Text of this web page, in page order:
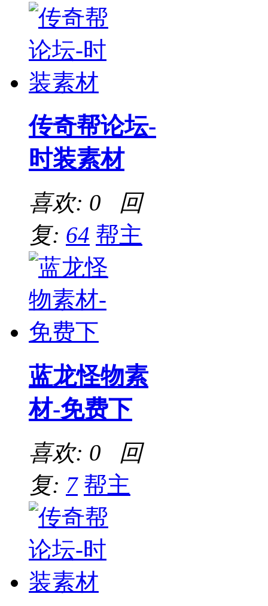
传奇帮论坛-
时装素材
喜欢: 0 回
复: 64 帮主
蓝龙怪物素
材-免费下
喜欢: 0 回
复: 7 帮主